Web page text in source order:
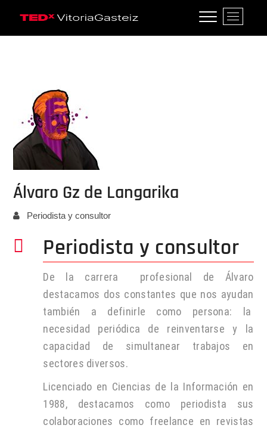
TEDxVitoriaGasteiz
TEDXVITORIAGASTEIZ, IDEAS QUE
B
o
Álvaro Gz de Langarika
Periodista y consultor
Periodista y consultor
De la carrera profesional de Álvaro
destacamos dos constantes que nos ayudan
también a definirle como persona: la
necesidad periódica de reinventarse y la
capacidad de simultanear trabajos en
sectores diversos.
Licenciado en Ciencias de la Información en
1988, destacamos como periodista sus
colaboraciones como freelance en revistas